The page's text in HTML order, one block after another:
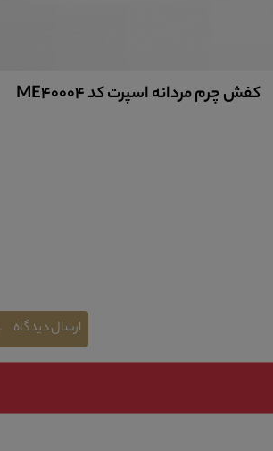
کفش چرم مردانه اسپرت کد ME40000
ارسال دیدگاه